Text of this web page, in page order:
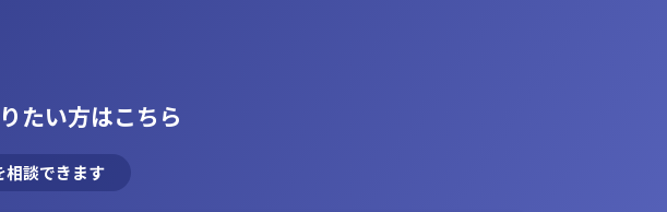
たい方はこちら
相談できます